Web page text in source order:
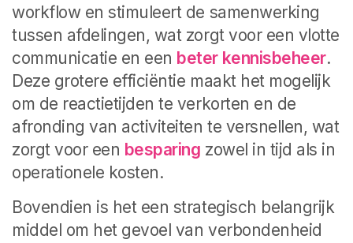
workflow en stimuleert de samenwerking
tussen afdelingen, wat zorgt voor een vlotte
communicatie en een beter kennisbeheer.
Deze grotere efficiëntie maakt het mogelijk
om de reactietijden te verkorten en de
afronding van activiteiten te versnellen, wat
zorgt voor een besparing zowel in tijd als in
operationele kosten.
Bovendien is het een strategisch belangrijk
middel om het gevoel van verbondenheid